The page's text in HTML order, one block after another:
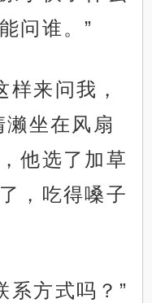
问谁。”
样来问我，
濑坐在风扇
他选了加草
，吃得嗓子
系方式吗？”